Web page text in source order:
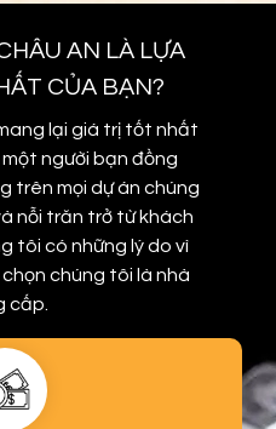
AN LÀ LỰA
CỦA BẠN?
lại giá trị tốt nhất
người bạn đồng
trên mọi dự án chúng
nỗi trăn trở từ khách
tôi có những lý do vì
chúng tôi là nhà
cấp.